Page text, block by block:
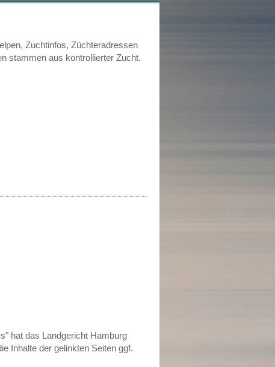
Zuchtinfos, Züchteradressen
stammen aus kontrollierter Zucht.
hat das Landgericht Hamburg
Inhalte der gelinkten Seiten ggf.